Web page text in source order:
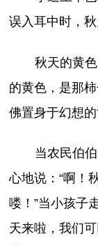
误入耳中时，
秋天的黄
的黄色，是那
佛置身于幻想
当农民伯
心地说：“啊！
喽！”当小孩子
天来啦，我们